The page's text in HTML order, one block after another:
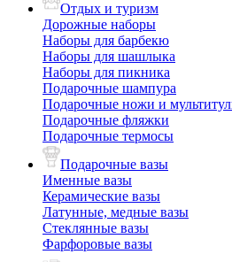
Отдых и туризм
Дорожные наборы
Наборы для барбекю
Наборы для шашлыка
Наборы для пикника
Подарочные шампура
Подарочные ножи и
Подарочные фляжки
Подарочные термосы
Подарочные вазы
Именные вазы
Керамические вазы
Латунные, медные вазы
Стеклянные вазы
Фарфоровые вазы